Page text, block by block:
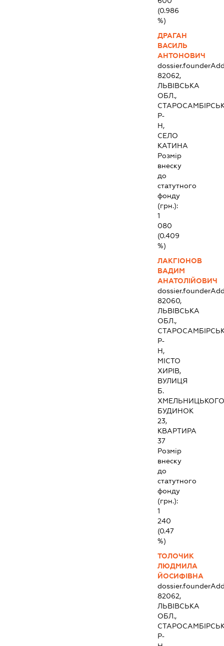
(0.986
%)
ДРАГАН
ВАСИЛЬ
АНТОНОВИЧ
82062,
ЛЬВІВСЬКА
ОБЛ.,
Р-
Н,
СЕЛО
КАТИНА
Розмір
внеску
до
статутного
фонду
(грн.):
1
080
(0.409
%)
ЛАКГІОНОВ
ВАДИМ
АНАТОЛІЙОВИЧ
82060,
ЛЬВІВСЬКА
ОБЛ.,
Р-
Н,
МІСТО
ХИРІВ,
ВУЛИЦЯ
Б.
БУДИНОК
23,
КВАРТИРА
37
Розмір
внеску
до
статутного
фонду
(грн.):
1
240
(0.47
%)
ТОЛОЧИК
ЛЮДМИЛА
ЙОСИФІВНА
82062,
ЛЬВІВСЬКА
ОБЛ.,
Р-